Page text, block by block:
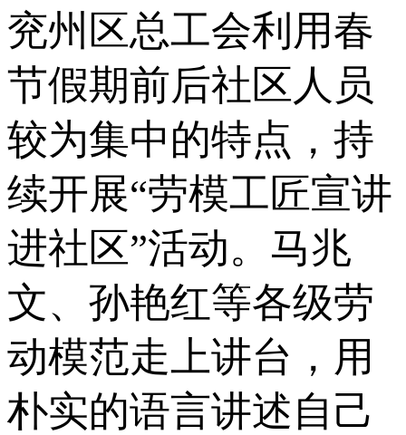
兖州区总工会利用春
节假期前后社区人员
较为集中的特点，持
续开展“劳模工匠宣讲
进社区”活动。马兆
文、孙艳红等各级劳
动模范走上讲台，用
朴实的语言讲述自己